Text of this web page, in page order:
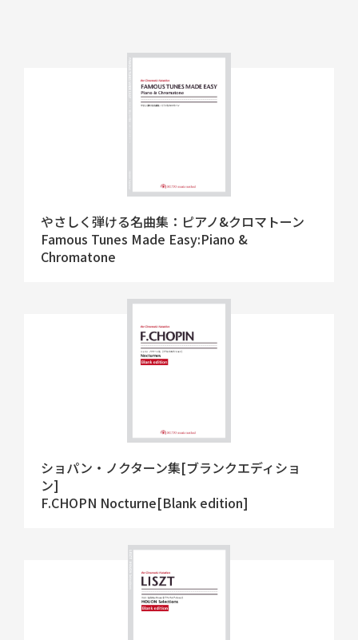
やさしく弾ける名曲集：ピアノ&クロマトーン
Famous Tunes Made Easy:Piano &
Chromatone
ショパン・ノクターン集[ブランクエディショ
ン]
F.CHOPN Nocturne[Blank edition]